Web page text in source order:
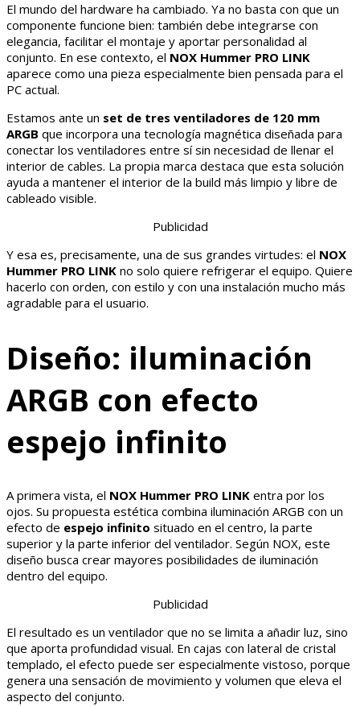
El mundo del hardware ha cambiado. Ya no basta con que un
componente funcione bien: también debe integrarse con
elegancia, facilitar el montaje y aportar personalidad al
conjunto. En ese contexto, el NOX Hummer PRO LINK
aparece como una pieza especialmente bien pensada para el
PC actual.
Estamos ante un set de tres ventiladores de 120 mm
ARGB que incorpora una tecnología magnética diseñada para
conectar los ventiladores entre sí sin necesidad de llenar el
interior de cables. La propia marca destaca que esta solución
ayuda a mantener el interior de la build más limpio y libre de
cableado visible.
Publicidad
Y esa es, precisamente, una de sus grandes virtudes: el NOX
Hummer PRO LINK no solo quiere refrigerar el equipo. Quiere
hacerlo con orden, con estilo y con una instalación mucho más
agradable para el usuario.
Diseño: iluminación
ARGB con efecto
espejo infinito
A primera vista, el NOX Hummer PRO LINK entra por los
ojos. Su propuesta estética combina iluminación ARGB con un
efecto de espejo infinito situado en el centro, la parte
superior y la parte inferior del ventilador. Según NOX, este
diseño busca crear mayores posibilidades de iluminación
dentro del equipo.
Publicidad
El resultado es un ventilador que no se limita a añadir luz, sino
que aporta profundidad visual. En cajas con lateral de cristal
templado, el efecto puede ser especialmente vistoso, porque
genera una sensación de movimiento y volumen que eleva el
aspecto del conjunto.